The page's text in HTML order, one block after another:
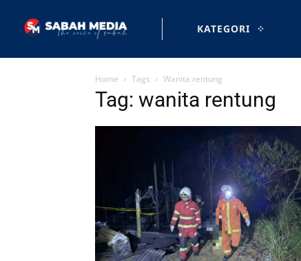
KATEGORI
Home Tags Wanita rentung
Tag: wanita rentung